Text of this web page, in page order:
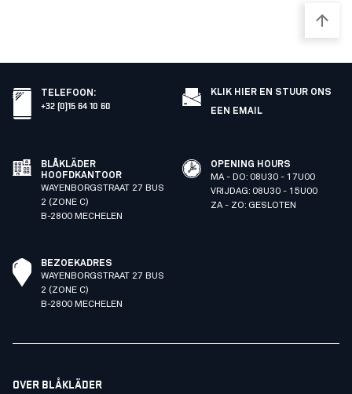
TELEFOON :
+32 (0)15 64 10 60
KLIK HIER EN STUUR ONS
EEN EMAIL
BLÅKLÄDER
HOOFDKANTOOR
WAYENBORGSTRAAT 27 BUS
2 (ZONE C)
B-2800 MECHELEN
OPENING HOURS
MA - DO: 08U30 - 17U00
VRIJDAG: 08U30 - 15U00
ZA - ZO: GESLOTEN
BEZOEKADRES
WAYENBORGSTRAAT 27 BUS
2 (ZONE C)
B-2800 MECHELEN
OVER BLÅKLÄDER